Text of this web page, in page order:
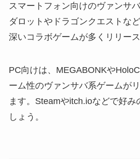
スマートフォン向けのヴァンサ
ダロットやドラゴンクエストな
深いコラボゲームが多くリリー
PC向けは、MEGABONKや
ーム性のヴァンサバ系ゲームが
ます。Steamやitch.ioなどで好み
しょう。